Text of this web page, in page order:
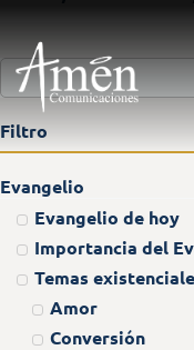
Filtro
Evangelio
Evangelio de hoy
Importancia del
Temas
Amor
Conversión